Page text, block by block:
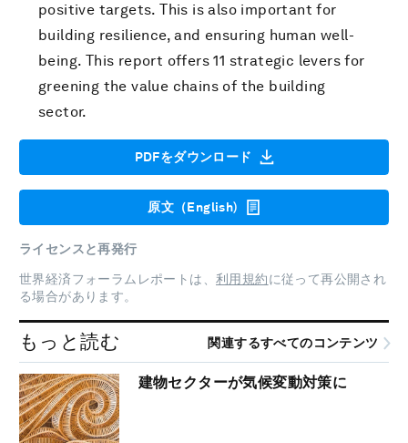
positive targets. This is also important for
building resilience, and ensuring human well-
being. This report offers 11 strategic levers for
greening the value chains of the building
sector.
PDFをダウンロード
原文（English)
ライセンスと再発行
世界経済フォーラムレポートは、 利用規約に従って再公開され
る場合があります。
もっと読む 関連するすべてのコンテンツ
建物セクターが気候変動対策に